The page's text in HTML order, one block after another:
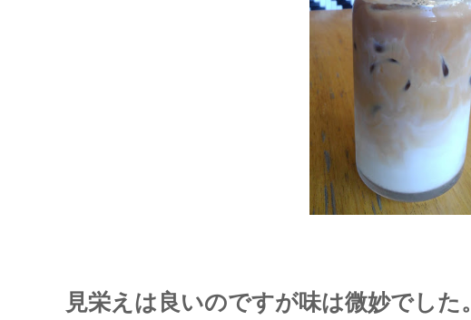
見栄えは良いのですが味は微妙でした。